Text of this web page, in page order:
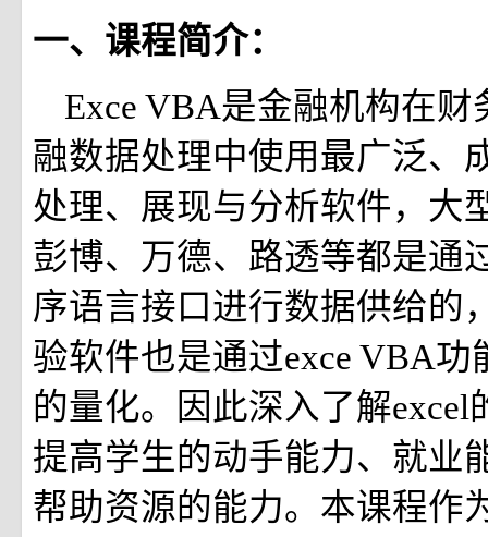
一、课程简介：
Exce VBA是金融机构在
融数据处理中使用最广泛、
处理、展现与分析软件，大
彭博、万德、路透等都是通
序语言接口进行数据供给的
验软件也是通过exce VBA功
的量化。因此深入了解
提高学生的动手能力、就业
帮助资源的能力。本课程作